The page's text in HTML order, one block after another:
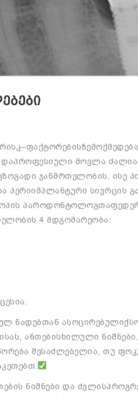
რისკ–ფაქტორების
დაპროფესიული მოვლა
ზოგადი ჯანმრთელობის, ისე
პერიიმპლანტური სივრცის
პაროდონტოლოგთა
4 მდგომარეობა:
.
ნადებთან ასოცირებული
, ანთებისხილული ნიშნები.
შესაძლებელია, თუ
.
ნიშნები და ძვლის